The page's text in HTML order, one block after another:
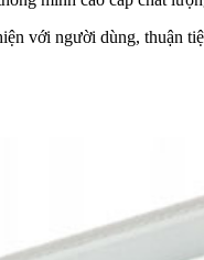
với người dùng, thuận